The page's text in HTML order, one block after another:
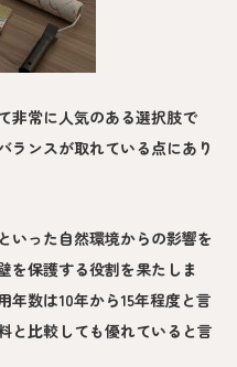
非常に人気のある選択肢で
ランスが取れている点にあり
いった自然環境からの影響を
を保護する役割を果たしま
年数は10年から15年程度と言
と比較しても優れていると言